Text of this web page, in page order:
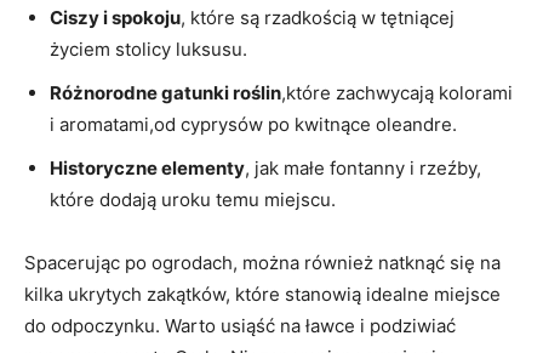
Ciszy i spokoju, które są rzadkością w tętniącej
życiem stolicy luksusu.
Różnorodne gatunki ‌roślin,które zachwycają kolorami
i aromatami,od cyprysów po kwitnące oleandre.
Historyczne elementy, jak małe ‍fontanny⁣ i⁢ rzeźby,
które dodają uroku temu miejscu.
Spacerując ⁣po ogrodach,‍ można ⁤również natknąć się na
kilka ukrytych ‌zakątków, które stanowią idealne miejsce
⁤do odpoczynku. Warto usiąść na ławce i ⁤podziwiać⁢